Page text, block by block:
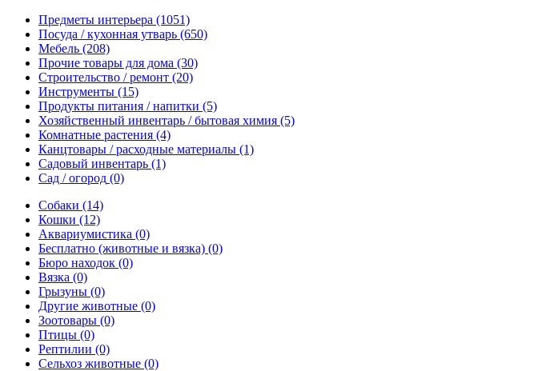
Предметы интерьера (1051)
Посуда / кухонная утварь (650)
Мебель (208)
Прочие товары для дома (30)
Строительство / ремонт (20)
Инструменты (15)
Продукты питания / напитки (5)
Хозяйственный инвентарь / бытовая химия (5)
Комнатные растения (4)
Канцтовары / расходные материалы (1)
Садовый инвентарь (1)
Сад / огород (0)
Собаки (14)
Кошки (12)
Аквариумистика (0)
Бесплатно (животные и вязка) (0)
Бюро находок (0)
Вязка (0)
Грызуны (0)
Другие животные (0)
Зоотовары (0)
Птицы (0)
Рептилии (0)
Сельхоз животные (0)